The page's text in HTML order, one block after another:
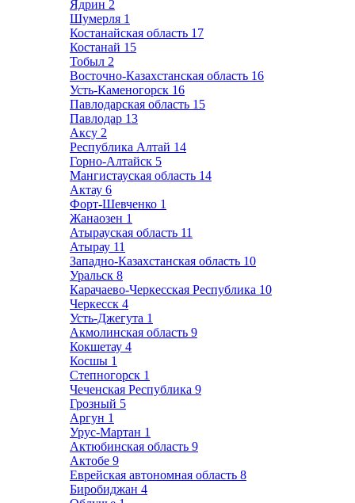
Ядрин 2
Шумерля 1
Костанайская область 17
Костанай 15
Тобыл 2
Восточно-Казахстанская область 16
Усть-Каменогорск 16
Павлодарская область 15
Павлодар 13
Аксу 2
Республика Алтай 14
Горно-Алтайск 5
Мангистауская область 14
Актау 6
Форт-Шевченко 1
Жанаозен 1
Атырауская область 11
Атырау 11
Западно-Казахстанская область 10
Уральск 8
Карачаево-Черкесская Республика 10
Черкесск 4
Усть-Джегута 1
Акмолинская область 9
Кокшетау 4
Косшы 1
Степногорск 1
Чеченская Республика 9
Грозный 5
Аргун 1
Урус-Мартан 1
Актюбинская область 9
Актобе 9
Еврейская автономная область 8
Биробиджан 4